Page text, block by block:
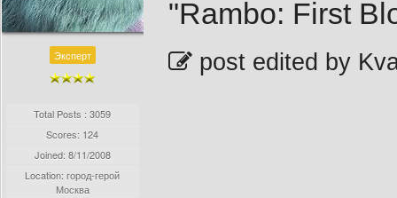
Эксперт
Total Posts : 3059
Scores: 124
Joined: 8/11/2008
Location: город-герой
Москва
"Rambo: First
post edited by